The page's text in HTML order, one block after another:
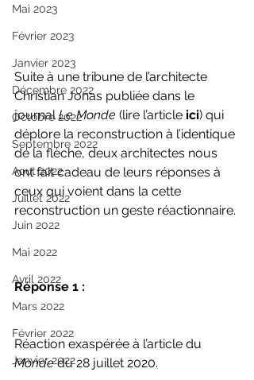
Mai 2023
Février 2023
Janvier 2023
Décembre 2022
Octobre 2022
Septembre 2022
Aout 2022
Juillet 2022
Juin 2022
Mai 2022
Avril 2022
Mars 2022
Février 2022
Janvier 2022
Suite à une tribune de l’architecte
Christian Jonas publiée dans le
journal Le Monde (lire l’article ici) qui
déplore la reconstruction à l’identique
de la flèche, deux architectes nous
ont fait cadeau de leurs réponses à
ceux qui voient dans la cette
reconstruction un geste réactionnaire.
Réponse 1 :
Réaction exaspérée à l’article du
Monde du 28 juillet 2020.